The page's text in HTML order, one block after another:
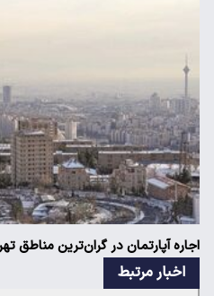
اجاره آپارتمان در گران‌ترین مناطق
اخبار مرتبط